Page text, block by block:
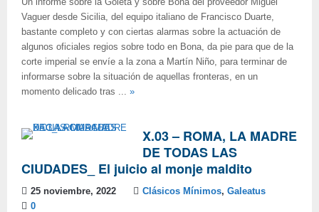
Un informe sobre la Goleta y sobre Bona del proveedor Miguel
Vaguer desde Sicilia, del equipo italiano de Francisco Duarte,
bastante completo y con ciertas alarmas sobre la actuación de
algunos oficiales regios sobre todo en Bona, da pie para que de la
corte imperial se envíe a la zona a Martín Niño, para terminar de
informarse sobre la situación de aquellas fronteras, en un
momento delicado tras ... »
X.03 – ROMA, LA MADRE
DE TODAS LAS
CIUDADES_ El juicio al monje maldito
25 noviembre, 2022 Clásicos Mínimos, Galeatus
0